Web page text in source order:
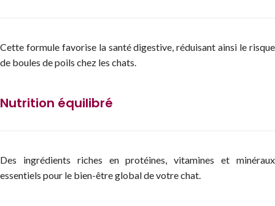
Cette formule favorise la santé digestive, réduisant ainsi le risque
de boules de poils chez les chats.
Nutrition équilibré
Des ingrédients riches en protéines, vitamines et minéraux
essentiels pour le bien-être global de votre chat.